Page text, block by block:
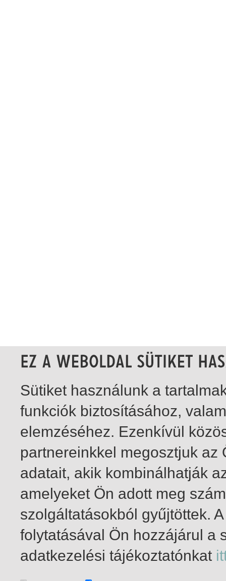
1-3 / összesen 3 találat
Sütiket használunk a
funkciók biztosításához,
elemzéséhez. Ezenkívül
partnereinkkel megosztjuk
adatait, akik kombinálhatják
amelyeket Ön adott meg
szolgáltatásokból gyűjtöttek.
folytatásával Ön hozzájárul a
adatkezelési tájékoztatónkat